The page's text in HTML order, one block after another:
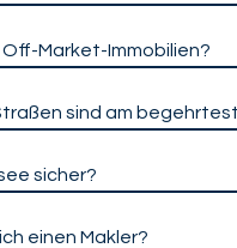
Off-Market-Immobilien?
sind am
sicher?
einen Makler?